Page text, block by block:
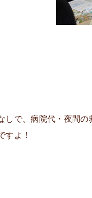
しで、病院代・夜間
すよ！